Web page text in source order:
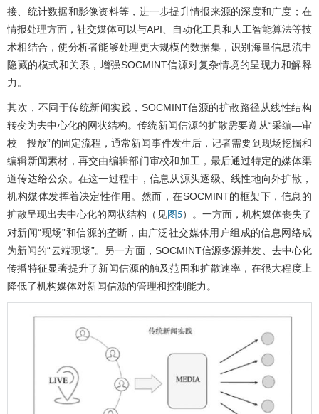
接、统计数据和影像资料等，进一步提升情报来源的深度和广度；在
情报处理方面，社交媒体可以与API、自动化工具和人工智能算法等技
术相结合，使分析者能够处理更大规模的数据集，识别海量信息流中
隐藏的模式和关系，增强SOCMINT信源对复杂情境的呈现力和解释
力。
其次，不同于传统新闻实践，SOCMINT信源的扩散路径从线性结构
转变为去中心化的网状结构。传统新闻信源的扩散需要遵从“采编—审
校—投放”的固定流程，通常新闻事件发生后，记者需要到现场挖掘和
编辑新闻素材，再交由编辑部门审校和加工，最后通过特定的媒体渠
道传达给公众。在这一过程中，信息从源头逐级、线性地向外扩散，
机构媒体发挥着决定性作用。然而，在SOCMINT的框架下，信息的
扩散呈现出去中心化的网状结构（见图5）。一方面，机构媒体丧失了
对新闻“现场”和信源的垄断，由广泛社交媒体用户组成的信息网络成
为新闻的“云端现场”。另一方面，SOCMINT信源多源并发、去中心化
传播特征显著提升了新闻信源的触及范围和扩散速率，在很大程度上
降低了机构媒体对新闻信源的管理和控制能力。